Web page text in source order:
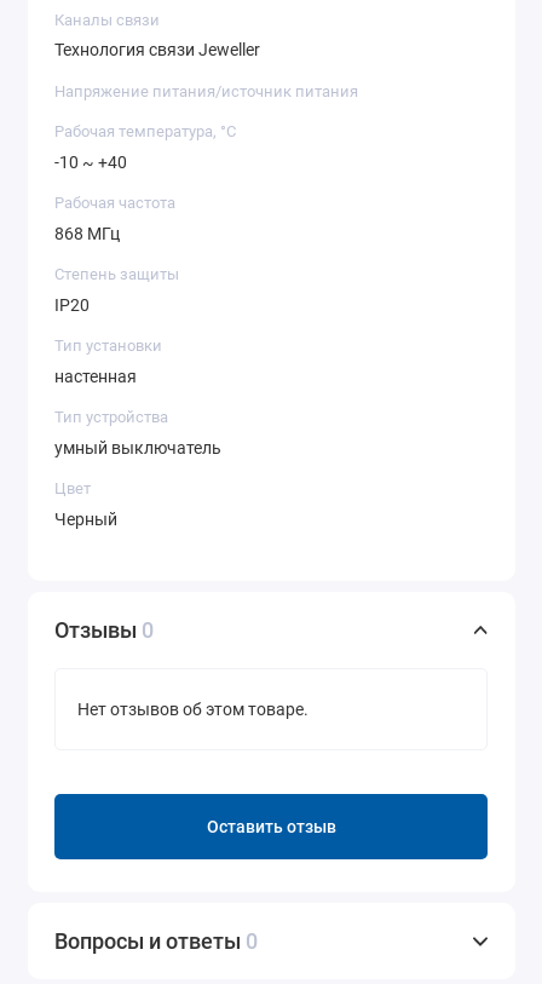
Каналы связи
Технология связи Jeweller
Напряжение питания/источник питания
Рабочая температура, °C
-10 ~ +40
Рабочая частота
868 МГц
Степень защиты
IP20
Тип установки
настенная
Тип устройства
умный выключатель
Цвет
Черный
Отзывы 0
Нет отзывов об этом товаре.
Оставить отзыв
Вопросы и ответы 0